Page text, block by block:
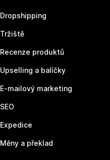
Dropshipping
Tržiště
Recenze produktů
Upselling a balíčky
E-mailový marketing
SEO
Expedice
Měny a překlad